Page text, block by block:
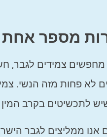
מספר אחת
צמידים לגבר,
לא פחות מזה הנשי.
לתכשיטים בקרב המין
אנו ממליצים לגבר